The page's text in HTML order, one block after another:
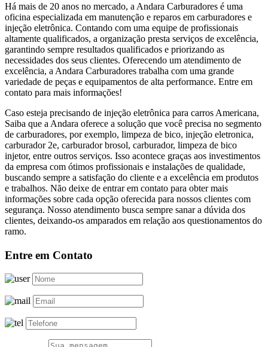
Há mais de 20 anos no mercado, a Andara Carburadores é uma
oficina especializada em manutenção e reparos em carburadores e
injeção eletrônica. Contando com uma equipe de profissionais
altamente qualificados, a organização presta serviços de excelência,
garantindo sempre resultados qualificados e priorizando as
necessidades dos seus clientes. Oferecendo um atendimento de
excelência, a Andara Carburadores trabalha com uma grande
variedade de peças e equipamentos de alta performance. Entre em
contato para mais informações!
Caso esteja precisando de injeção eletrônica para carros Americana,
Saiba que a Andara oferece a solução que você precisa no segmento
de carburadores, por exemplo, limpeza de bico, injeção eletronica,
carburador 2e, carburador brosol, carburador, limpeza de bico
injetor, entre outros serviços. Isso acontece graças aos investimentos
da empresa com ótimos profissionais e instalações de qualidade,
buscando sempre a satisfação do cliente e a excelência em produtos
e trabalhos. Não deixe de entrar em contato para obter mais
informações sobre cada opção oferecida para nossos clientes com
segurança. Nosso atendimento busca sempre sanar a dúvida dos
clientes, deixando-os amparados em relação aos questionamentos do
ramo.
Entre em Contato